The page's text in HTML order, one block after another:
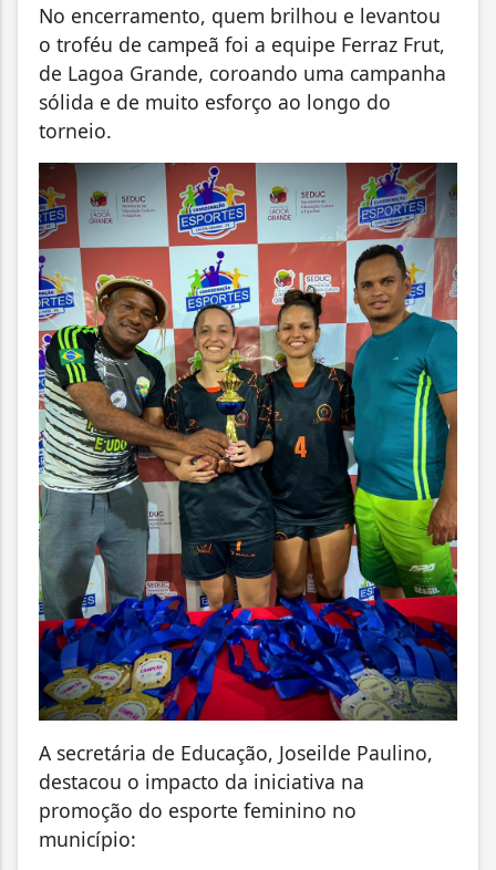
No encerramento, quem brilhou e levantou
o troféu de campeã foi a equipe Ferraz Frut,
de Lagoa Grande, coroando uma campanha
sólida e de muito esforço ao longo do
torneio.
A secretária de Educação, Joseilde Paulino,
destacou o impacto da iniciativa na
promoção do esporte feminino no
município: